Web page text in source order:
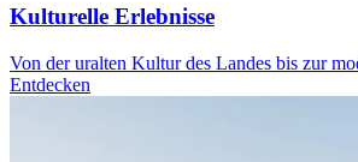
Kulturelle Erlebnisse
Von der uralten Kultur des Landes bis zur
Entdecken